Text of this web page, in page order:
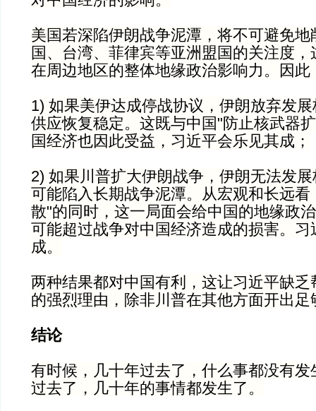
美国若深陷伊朗战争泥潭，将不可避免
国、台湾、菲律宾等亚洲盟国的关注度
在周边地区的整体地缘政治影响力。因此
1) 如果美伊达成停战协议，伊朗放弃发
供应恢复稳定。这既与中国"防止核武器
国经济也因此受益，习近平会乐见其成；
2) 如果川普扩大伊朗战争，伊朗无法发
可能陷入长期战争泥潭。从宏观和长远
散"的同时，这一局面会给中国的地缘政
可能超过战争对中国经济造成的损害。
成。
两种结果都对中国有利，这让习近平缺
的强烈理由，除非川普在其他方面开出
结论
有时候，几十年过去了，什么事都没有
过去了，几十年的事情都发生了。